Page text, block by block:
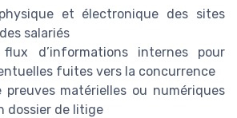
et électronique des sites
salariés
d’informations internes pour
fuites vers la concurrence
preuves matérielles ou numériques
dossier de litige